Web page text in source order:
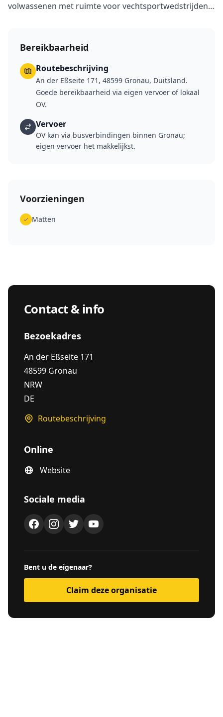
volwassenen met ruimte voor vechtsportwedstrijden
Bereikbaarheid
Routebeschrijving
An der Eßseite 171, 48599 Gronau, Duitsland.
Goede bereikbaarheid via eigen vervoer of lokaal
OV.
Vervoer
OV kan via busverbindingen binnen Gronau;
eigen vervoer het makkelijkst.
Voorzieningen
Matten
Contact & info
Bezoekadres
An der Eßseite 171
48599 Gronau
NRW
DE
Routebeschrijving
Online
Website
Sociale media
Bent u de eigenaar?
Claim deze organisatie